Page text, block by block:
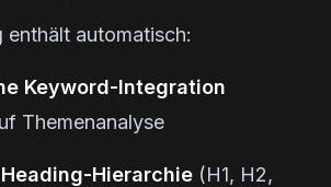
enthält automatisch:
Keyword-Integration
Themenanalyse
Hierarchie (H1, H2,